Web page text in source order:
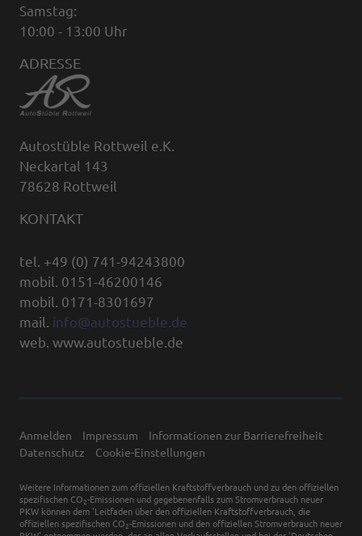
Samstag:
10:00 - 13:00 Uhr
ADRESSE
Autostüble Rottweil e.K.
Neckartal 143
78628 Rottweil
KONTAKT
tel. +49 (0) 741-94243800
mobil. 0151-46200146
mobil. 0171-8301697
mail. info@autostueble.de
web. www.autostueble.de
Anmelden Impressum
Informationen zur Barrierefreiheit
Datenschutz
Cookie-Einstellungen
Weitere Informationen zum offiziellen Kraftstoffverbrauch und zu den offiziellen
spezifischen CO 2-Emissionen und gegebenenfalls zum Stromverbrauch neuer
PKW können dem 'Leitfaden über den offiziellen Kraftstoffverbrauch, die
offiziellen spezifischen CO 2-Emissionen und den offiziellen Stromverbrauch neuer